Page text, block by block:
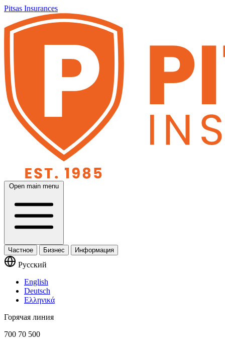
Pitsas Insurances
Open main menu
Частное Бизнес Информация
Русский
English
Deutsch
Ελληνικά
Горячая линия
700 70 500